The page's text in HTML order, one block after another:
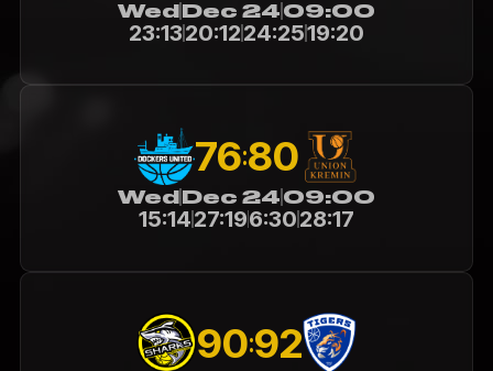
WedDec 2409:00
23:1320:1224:2519:20
76:80
WedDec 2409:00
15:1427:196:3028:17
90:92